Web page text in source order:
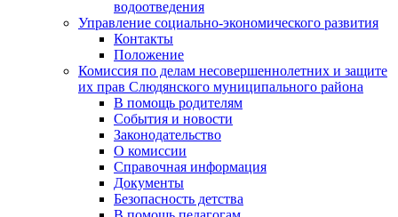
водоотведения
Управление социально-экономического развития
Контакты
Положение
Комиссия по делам несовершеннолетних и защите
их прав Слюдянского муниципального района
В помощь родителям
События и новости
Законодательство
О комиссии
Справочная информация
Документы
Безопасность детства